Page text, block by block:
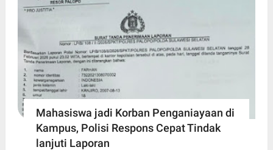
Mahasiswa jadi Korban Penganiayaan di
Kampus, Polisi Respons Cepat Tindak
lanjuti Laporan